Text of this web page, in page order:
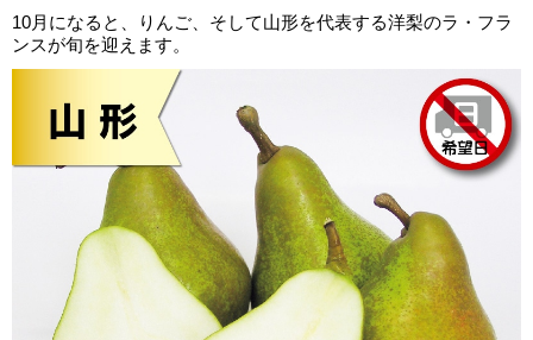
10月になると、りんご、そして山形を代表する洋梨のラ・フラ
ンスが旬を迎えます。